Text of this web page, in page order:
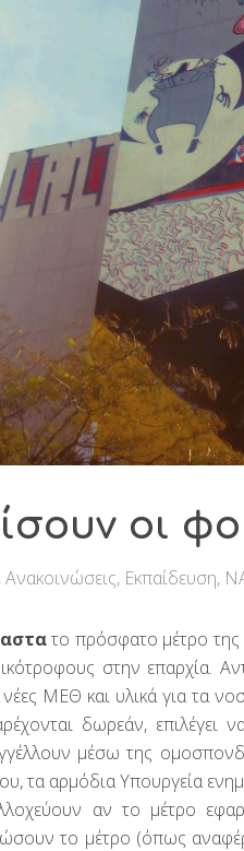
οι
,Ανακοινώσεις, Εκπαίδευση,
το πρόσφατο μέτρο της
στην επαρχία.
ΜΕΘ και υλικά για τα
δωρεάν, επιλέγει να
μέσω της
τα αρμόδια Υπουργεία
αν το μέτρο
το μέτρο (όπως